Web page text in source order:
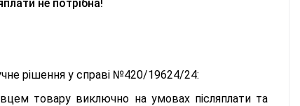
не потрібна!
рішення у справі №420/19624/24:
товару виключно на умовах післяплати та